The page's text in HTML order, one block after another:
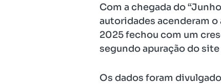
Com a chegada do
autoridades acenderam
2025 fechou com um
segundo apuração do site
Os dados foram